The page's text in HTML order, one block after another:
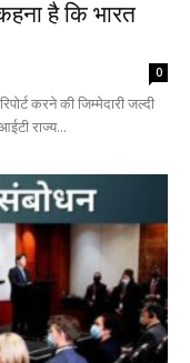
है कि भारत
0
करने की जिम्मेदारी जल्दी
राज्य...